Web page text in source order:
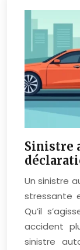
Sinistre
Un sinistre
stressante
Qu’il
accident
sinistre